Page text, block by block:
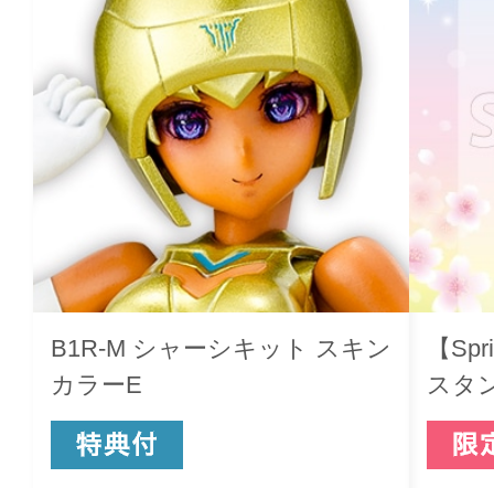
B1R-M シャーシキット スキン
カラーE
【
スタ